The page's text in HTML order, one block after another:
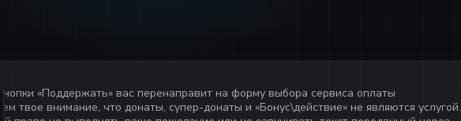
«Поддержать» вас перенаправит на форму выбора сервиса оплаты
твое внимание, что донаты, супер-донаты и «Бонус\действие» не являются услугой.